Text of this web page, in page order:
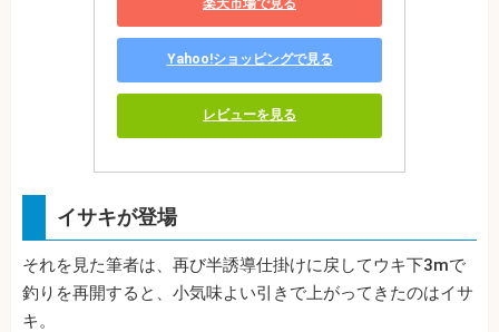
楽天市場で見る
Yahoo!ショッピングで見る
レビューを見る
イサキが登場
それを見た筆者は、再び半誘導仕掛けに戻してウキ下3mで
釣りを再開すると、小気味よい引きで上がってきたのはイサ
キ。